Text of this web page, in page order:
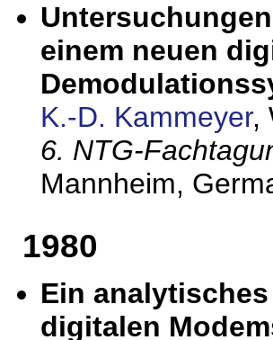
einem neuen
K.-D. Kammeyer,
6. NTG-
Mannheim,
1980
Ein
digitalen